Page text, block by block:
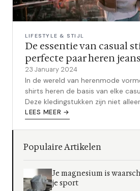
LIFESTYLE & STIJL
De essentie van casual
perfecte paar heren
23 January 2024
In de wereld van herenmode
shirts heren de basis van elke
Deze kledingstukken zijn niet
veelzijdig, maar bieden ook het u...
LEES MEER →
Populaire Artikelen
Je magnesium is
je sport